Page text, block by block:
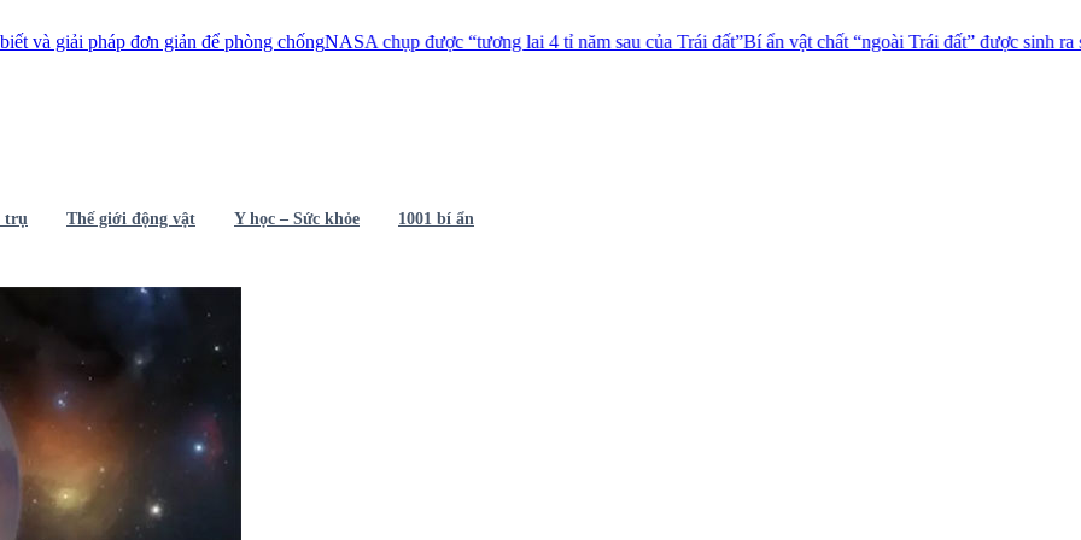
đơn giản để phòng chốngNASA chụp được “tương lai 4 tỉ năm sau của Trái đất”Bí ẩn vật chất “ngoài Trái đất” được sinh ra sau vụ thử vũ
trụ Thế giới động vật Y học – Sức khỏe 1001 bí ẩn